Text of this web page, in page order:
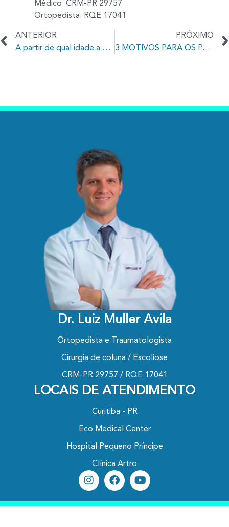
Médico: CRM-PR 29757
Ortopedista: RQE 17041
ANTERIOR
A partir de qual idade a escoliose pode surgir
PRÓXIMO
3 MOTIVOS PARA OS PAIS NÃO SE CULPAREM PELA ESCOLIOSE DO FILHO
Dr. Luiz Muller Avila
Ortopedista e Traumatologista
Cirurgia de coluna / Escoliose
CRM-PR 29757 / RQE 17041
LOCAIS DE ATENDIMENTO
Curitiba - PR
Eco Medical Center
Hospital Pequeno Príncipe
Clínica Artro